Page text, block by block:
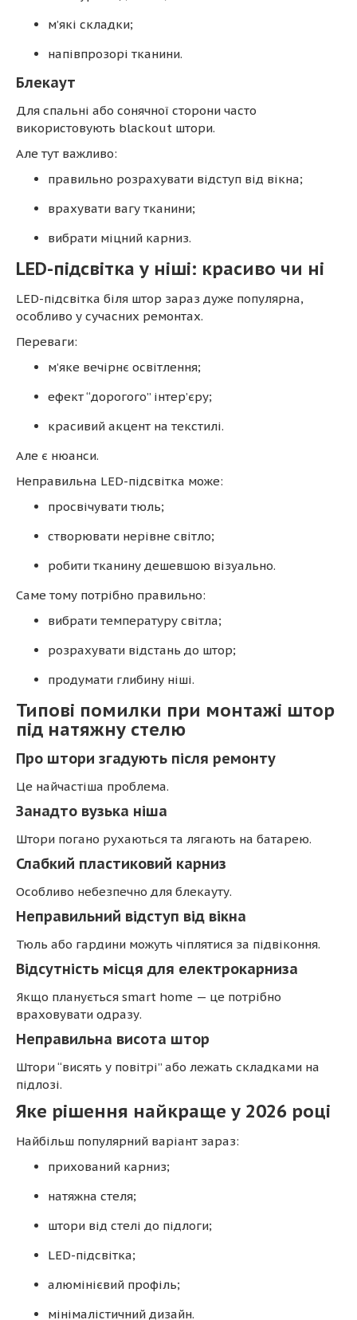
м’які складки;
напівпрозорі тканини.
Блекаут
Для спальні або сонячної сторони часто
використовують blackout штори.
Але тут важливо:
правильно розрахувати відступ від вікна;
врахувати вагу тканини;
вибрати міцний карниз.
LED-підсвітка у ніші: красиво чи ні
LED-підсвітка біля штор зараз дуже популярна,
особливо у сучасних ремонтах.
Переваги:
м’яке вечірнє освітлення;
ефект “дорогого” інтер’єру;
красивий акцент на текстилі.
Але є нюанси.
Неправильна LED-підсвітка може:
просвічувати тюль;
створювати нерівне світло;
робити тканину дешевшою візуально.
Саме тому потрібно правильно:
вибрати температуру світла;
розрахувати відстань до штор;
продумати глибину ніші.
Типові помилки при монтажі штор
під натяжну стелю
Про штори згадують після ремонту
Це найчастіша проблема.
Занадто вузька ніша
Штори погано рухаються та лягають на батарею.
Слабкий пластиковий карниз
Особливо небезпечно для блекауту.
Неправильний відступ від вікна
Тюль або гардини можуть чіплятися за підвіконня.
Відсутність місця для електрокарниза
Якщо планується smart home — це потрібно
враховувати одразу.
Неправильна висота штор
Штори “висять у повітрі” або лежать складками на
підлозі.
Яке рішення найкраще у 2026 році
Найбільш популярний варіант зараз:
прихований карниз;
натяжна стеля;
штори від стелі до підлоги;
LED-підсвітка;
алюмінієвий профіль;
мінімалістичний дизайн.